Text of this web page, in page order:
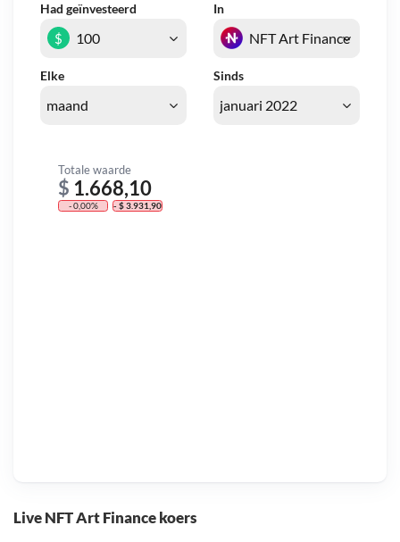
Live NFT Art Finance koers
Had geïnvesteerd In
Elke Sinds
$
Totale waarde
$ 1.668,10
- 0,00% - $ 3.931,90